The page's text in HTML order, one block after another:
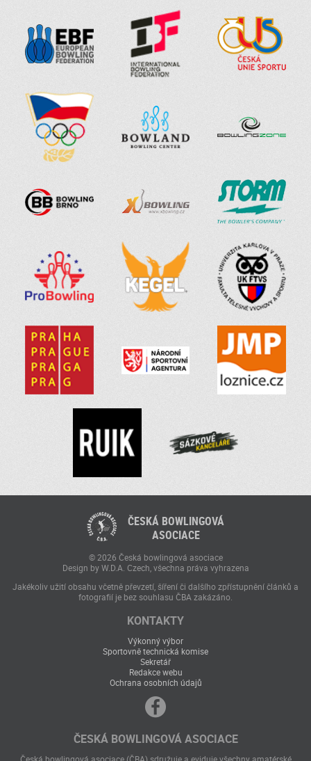
ČESKÁ BOWLINGOVÁ
ASOCIACE
© 2026 Česká bowlingová asociace
Design by W.D.A. Czech, všechna práva vyhrazena
Jakékoliv užití obsahu včetně převzetí, šíření či dalšího zpřístupnění článků a
fotografií je bez souhlasu ČBA zakázáno.
KONTAKTY
Výkonný výbor
Sportovně technická komise
Sekretář
Redakce webu
Ochrana osobních údajů
ČESKÁ BOWLINGOVÁ ASOCIACE
Česká bowlingová asociace (ČBA) sdružuje a eviduje všechny amatérské